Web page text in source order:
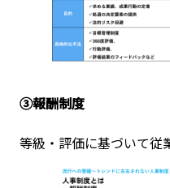
③報酬制度
等級・評価に基づいて従